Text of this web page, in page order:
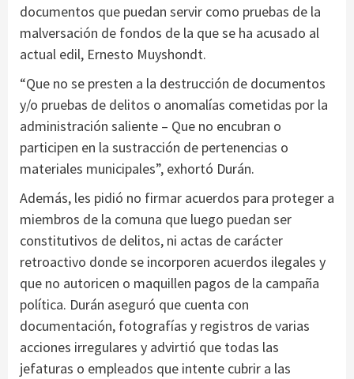
documentos que puedan servir como pruebas de la
malversación de fondos de la que se ha acusado al
actual edil, Ernesto Muyshondt.
“Que no se presten a la destrucción de documentos
y/o pruebas de delitos o anomalías cometidas por la
administración saliente – Que no encubran o
participen en la sustracción de pertenencias o
materiales municipales”, exhortó Durán.
Además, les pidió no firmar acuerdos para proteger a
miembros de la comuna que luego puedan ser
constitutivos de delitos, ni actas de carácter
retroactivo donde se incorporen acuerdos ilegales y
que no autoricen o maquillen pagos de la campaña
política. Durán aseguró que cuenta con
documentación, fotografías y registros de varias
acciones irregulares y advirtió que todas las
jefaturas o empleados que intente cubrir a las